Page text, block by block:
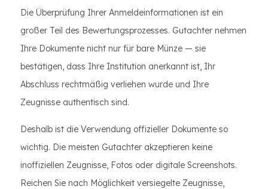
Die Überprüfung Ihrer Anmeldeinformationen ist ein
großer Teil des Bewertungsprozesses. Gutachter nehmen
Ihre Dokumente nicht nur für bare Münze — sie
bestätigen, dass Ihre Institution anerkannt ist, Ihr
Abschluss rechtmäßig verliehen wurde und Ihre
Zeugnisse authentisch sind.
Deshalb ist die Verwendung offizieller Dokumente so
wichtig. Die meisten Gutachter akzeptieren keine
inoffiziellen Zeugnisse, Fotos oder digitale Screenshots.
Reichen Sie nach Möglichkeit versiegelte Zeugnisse,